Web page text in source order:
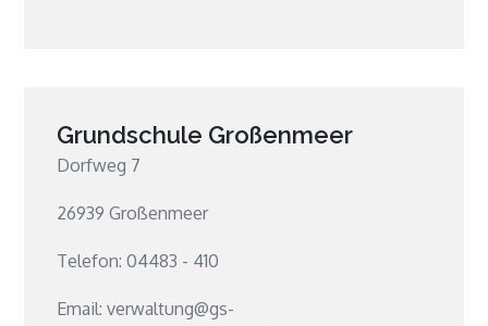
Grundschule Großenmeer
Dorfweg 7
26939 Großenmeer
Telefon: 04483 - 410
Email: verwaltung@gs-